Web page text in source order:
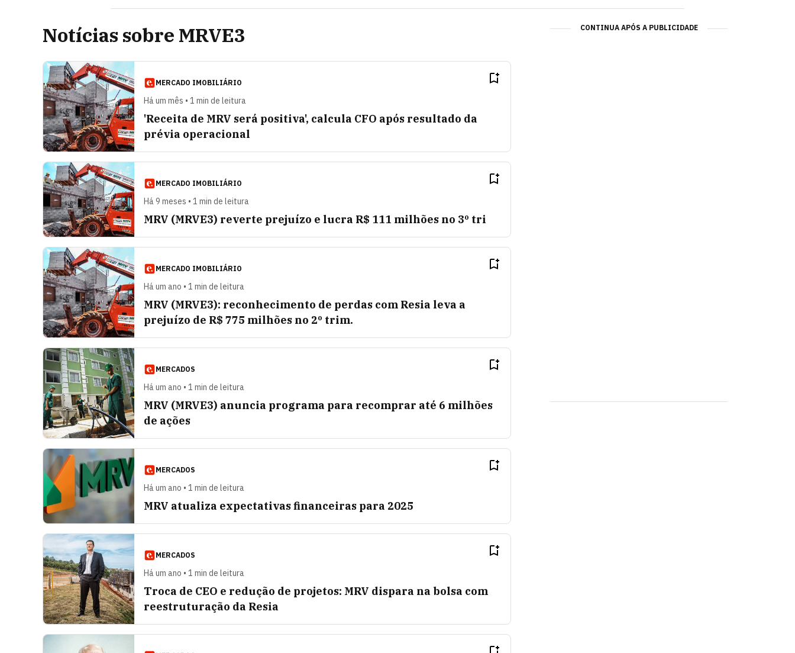
Notícias sobre MRVE3
MERCADO IMOBILIÁRIO
Há um mês • 1 min de leitura
'Receita de MRV será positiva', calcula CFO após resultado da
prévia operacional
MERCADO IMOBILIÁRIO
Há 9 meses • 1 min de leitura
MRV (MRVE3) reverte prejuízo e lucra R$ 111 milhões no 3º tri
MERCADO IMOBILIÁRIO
Há um ano • 1 min de leitura
MRV (MRVE3): reconhecimento de perdas com Resia leva a
prejuízo de R$ 775 milhões no 2º trim.
MERCADOS
Há um ano • 1 min de leitura
MRV (MRVE3) anuncia programa para recomprar até 6 milhões
de ações
MERCADOS
Há um ano • 1 min de leitura
MRV atualiza expectativas financeiras para 2025
MERCADOS
Há um ano • 1 min de leitura
Troca de CEO e redução de projetos: MRV dispara na bolsa com
reestruturação da Resia
CONTINUA APÓS A PUBLICIDADE